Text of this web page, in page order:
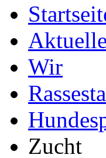
Wir
Zucht